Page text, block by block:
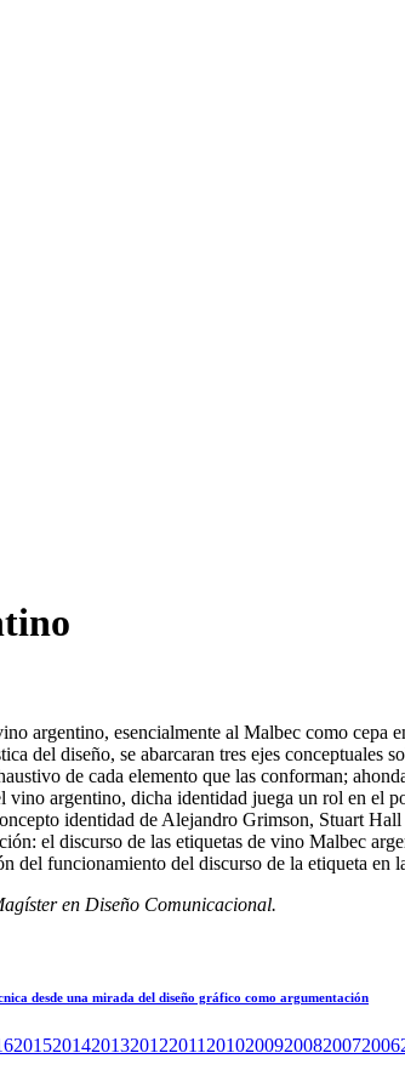
argentino, esencialmente al Malbec como cepa
del diseño, se abarcaran tres ejes conceptuales
de cada elemento que las conforman;
argentino, dicha identidad juega un rol en el
identidad de Alejandro Grimson, Stuart
el discurso de las etiquetas de vino Malbec
funcionamiento del discurso de la etiqueta en
en Diseño Comunicacional.
desde una mirada del diseño gráfico como argumentación
2015201420132012201120102009200820072006